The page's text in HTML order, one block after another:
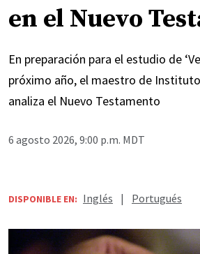
en el Nuevo
En preparación para el estudio de
próximo año, el maestro de
analiza el Nuevo Testamento
6 agosto 2026, 9:00 p.m. MDT
DISPONIBLE EN: Inglés | Portugués